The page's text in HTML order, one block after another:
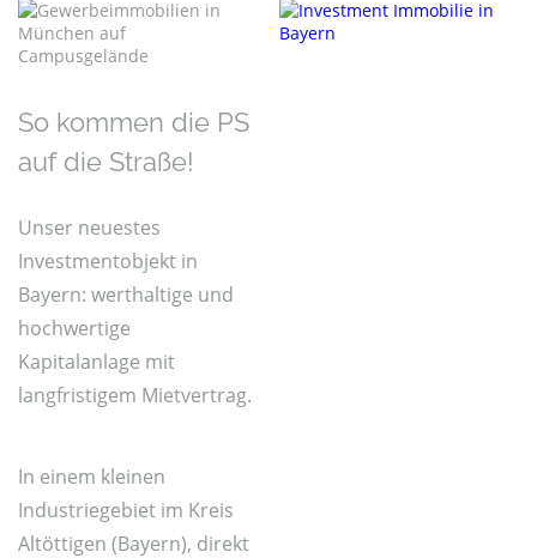
So kommen die PS
auf die Straße!
Unser neuestes
Investmentobjekt in
Bayern: werthaltige und
hochwertige
Kapitalanlage mit
langfristigem Mietvertrag.
In einem kleinen
Industriegebiet im Kreis
Altöttigen (Bayern), direkt